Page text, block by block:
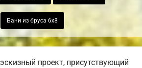
Бани из бруса 6х8
проект, присутствующий